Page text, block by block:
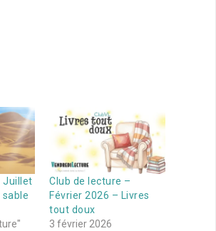
Juillet
sable
Club de lecture –
Février 2026 – Livres
tout doux
3 février 2026